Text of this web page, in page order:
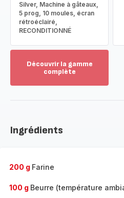
Silver, Machine à gâteaux,
5 prog, 10 moules, écran
rétroéclairé,
RECONDITIONNÉ
Découvrir la gamme
complète
gamme
Ingrédients
200 g Farine
100 g Beurre (température